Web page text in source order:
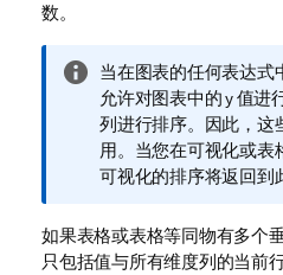
数。
信
息
注
释
当在图表的任何表达式
允许对图表中的 y 值进
列进行排序。因此，这
用。当您在可视化或表
可视化的排序将返回到
如果表格或表格等同物有多个
只包括值与所有维度列的当前